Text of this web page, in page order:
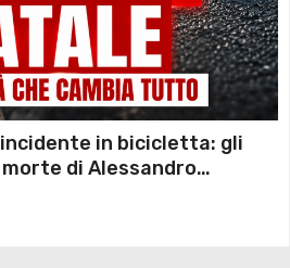
in bicicletta: gli
di Alessandro